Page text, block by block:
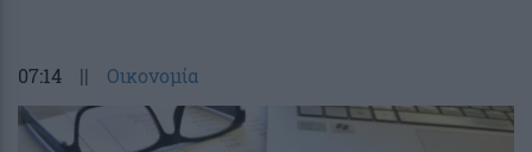
07:14 || Οικονομία